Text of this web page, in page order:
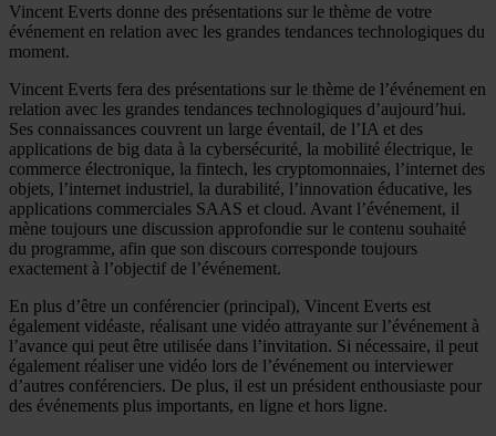
Vincent Everts donne des présentations sur le thème de votre
événement en relation avec les grandes tendances technologiques du
moment.
Vincent Everts fera des présentations sur le thème de l’événement en
relation avec les grandes tendances technologiques d’aujourd’hui.
Ses connaissances couvrent un large éventail, de l’IA et des
applications de big data à la cybersécurité, la mobilité électrique, le
commerce électronique, la fintech, les cryptomonnaies, l’internet des
objets, l’internet industriel, la durabilité, l’innovation éducative, les
applications commerciales SAAS et cloud. Avant l’événement, il
mène toujours une discussion approfondie sur le contenu souhaité
du programme, afin que son discours corresponde toujours
exactement à l’objectif de l’événement.
En plus d’être un conférencier (principal), Vincent Everts est
également vidéaste, réalisant une vidéo attrayante sur l’événement à
l’avance qui peut être utilisée dans l’invitation. Si nécessaire, il peut
également réaliser une vidéo lors de l’événement ou interviewer
d’autres conférenciers. De plus, il est un président enthousiaste pour
des événements plus importants, en ligne et hors ligne.